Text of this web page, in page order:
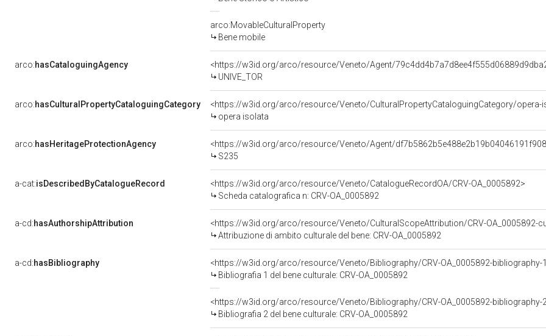
arco:MovableCulturalProperty
Bene mobile
arco:hasCataloguingAgency
<https://w3id.org/arco/resource/Veneto/Agent/
UNIVE_TOR
arco:hasCulturalPropertyCataloguingCategory
<https://w3id.org/arco/resource/Veneto/CulturalPropertyCataloguingCategory/opera-
opera isolata
arco:hasHeritageProtectionAgency
<https://w3id.org/arco/resource/Veneto/Agent/
S235
a-cat:isDescribedByCatalogueRecord
<https://w3id.org/arco/resource/Veneto/CatalogueRecordOA/CRV-OA_0005892>
Scheda catalografica n: CRV-OA_0005892
a-cd:hasAuthorshipAttribution
<https://w3id.org/arco/resource/Veneto/CulturalScopeAttribution/CRV-OA_0005892-
Attribuzione di ambito culturale del bene: CRV-OA_0005892
a-cd:hasBibliography
<https://w3id.org/arco/resource/Veneto/Bibliography/CRV-OA_0005892-bibliography-
Bibliografia 1 del bene culturale: CRV-OA_0005892
<https://w3id.org/arco/resource/Veneto/Bibliography/CRV-OA_0005892-bibliography-
Bibliografia 2 del bene culturale: CRV-OA_0005892